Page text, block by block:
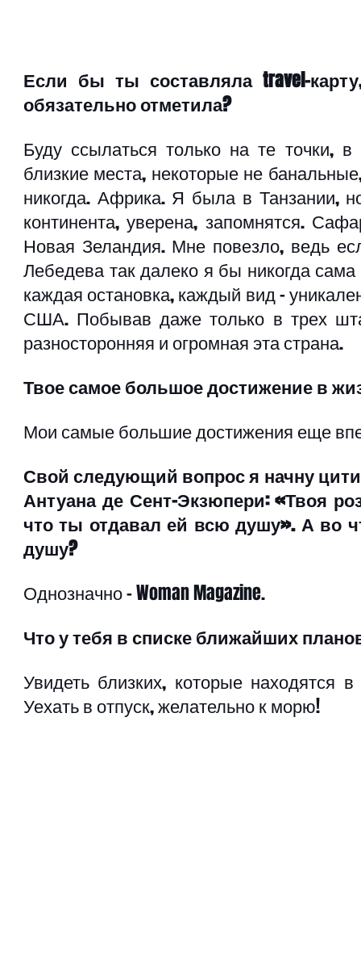
Если бы ты составляла travel-
обязательно отметила?
Буду ссылаться только на те точки,
близкие места, некоторые не
никогда. Африка. Я была в Танзании,
континента, уверена, запомнятся.
Новая Зеландия. Мне повезло, ведь
Лебедева так далеко я бы никогда
каждая остановка, каждый вид –
США. Побывав даже только в трех
разносторонняя и огромная эта страна.
Твое самое большое достижение в
Мои самые большие достижения еще
Свой следующий вопрос я начну
Антуана де Сент-Экзюпери: «Твоя
что ты отдавал ей всю душу». А во
душу?
Однозначно – Woman Magazine.
Что у тебя в списке ближайших
Увидеть близких, которые находятся
Уехать в отпуск, желательно к морю!